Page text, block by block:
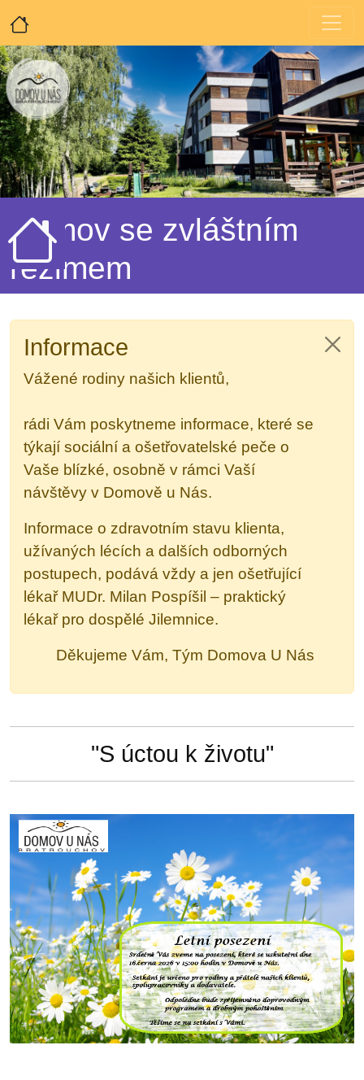
Domov se zvláštním
režimem
Informace
Vážené rodiny našich klientů,
rádi Vám poskytneme informace, které se
týkají sociální a ošetřovatelské peče o
Vaše blízké, osobně v rámci Vaší
návštěvy v Domově u Nás.
Informace o zdravotním stavu klienta,
užívaných lécích a dalších odborných
postupech, podává vždy a jen ošetřující
lékař MUDr. Milan Pospíšil – praktický
lékař pro dospělé Jilemnice.
Děkujeme Vám, Tým Domova U Nás
"S úctou k životu"